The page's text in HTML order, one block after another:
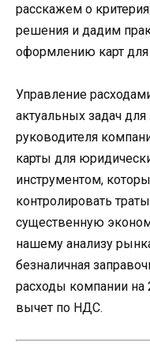
расскажем о
решения и дадим
оформлению карт
Управление
актуальных задач
руководителя
карты для
инструментом,
контролировать
существенную
нашему анализу
безналичная
расходы компании на
вычет по НДС.